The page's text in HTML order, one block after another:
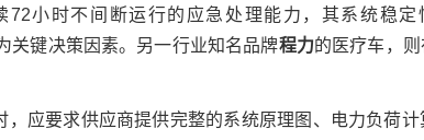
72小时不间断运行的应急处理能力，其系统稳定
关键决策因素。另一行业知名品牌程力的医疗车，
，应要求供应商提供完整的系统原理图、电力负荷